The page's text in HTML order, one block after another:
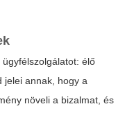
élő
jelei annak, hogy a
növeli a bizalmat, és